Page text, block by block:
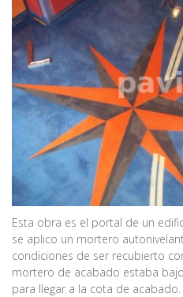
Esta obra es el portal de un
se aplico un mortero
condiciones de ser recubierto
mortero de acabado estaba
para llegar a la cota de acabado.